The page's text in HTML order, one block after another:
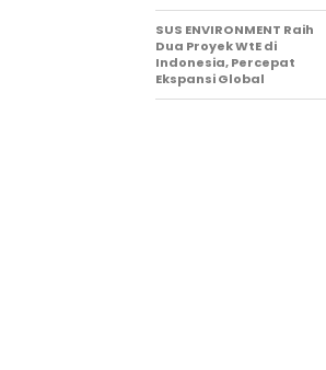
SUS ENVIRONMENT Raih
Dua Proyek WtE di
Indonesia, Percepat
Ekspansi Global